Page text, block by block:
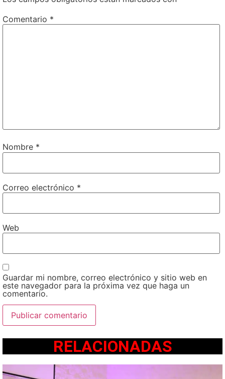
Comentario *
Nombre *
Correo electrónico *
Web
Guardar mi nombre, correo electrónico y sitio web en
este navegador para la próxima vez que haga un
comentario.
RELACIONADAS